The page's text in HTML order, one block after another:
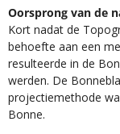
Oorsprong van de
Kort nadat de
behoefte aan een
resulteerde in de
werden. De
projectiemethode
Bonne.